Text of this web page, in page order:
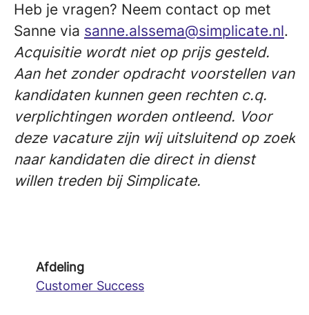
Heb je vragen? Neem contact op met
Sanne via sanne.alssema@simplicate.nl.
Acquisitie wordt niet op prijs gesteld.
Aan het zonder opdracht voorstellen van
kandidaten kunnen geen rechten c.q.
verplichtingen worden ontleend. Voor
deze vacature zijn wij uitsluitend op zoek
naar kandidaten die direct in dienst
willen treden bij Simplicate.
Afdeling
Customer Success